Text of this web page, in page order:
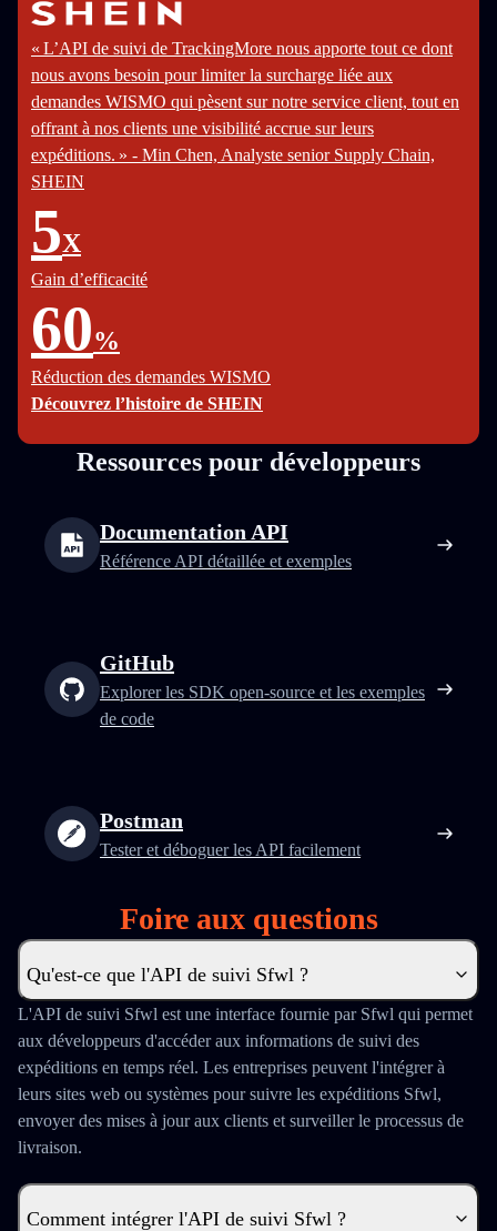
« L’API de suivi de TrackingMore nous apporte tout ce dont
nous avons besoin pour limiter la surcharge liée aux
demandes WISMO qui pèsent sur notre service client, tout en
offrant à nos clients une visibilité accrue sur leurs
expéditions. » - Min Chen, Analyste senior Supply Chain,
SHEIN
5X
Gain d’efficacité
60%
Réduction des demandes WISMO
Découvrez l’histoire de SHEIN
Ressources pour développeurs
Documentation API
Référence API détaillée et exemples
GitHub
Explorer les SDK open‑source et les exemples
de code
Postman
Tester et déboguer les API facilement
Foire aux questions
Qu'est-ce que l'API de suivi Sfwl ?
L'API de suivi Sfwl est une interface fournie par Sfwl qui permet
aux développeurs d'accéder aux informations de suivi des
expéditions en temps réel. Les entreprises peuvent l'intégrer à
leurs sites web ou systèmes pour suivre les expéditions Sfwl,
envoyer des mises à jour aux clients et surveiller le processus de
livraison.
Comment intégrer l'API de suivi Sfwl ?